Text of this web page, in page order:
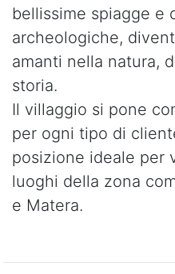
bellissime spiagge e
archeologiche,
amanti nella natura,
storia.
Il villaggio si pone
per ogni tipo di
posizione ideale per
luoghi della zona
e Matera.